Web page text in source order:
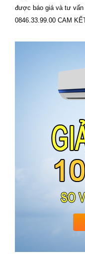
được báo giá và tư vấn
0846.33.99.00 CAM